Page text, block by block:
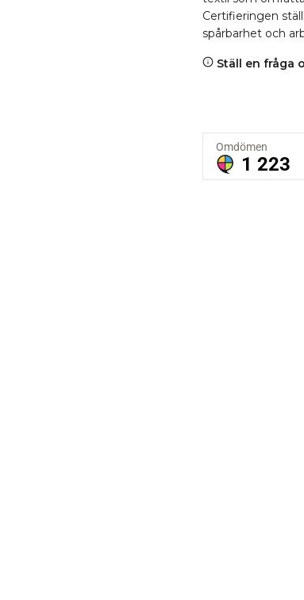
Certifieringen
spårbarhet och
Ställ en fråga